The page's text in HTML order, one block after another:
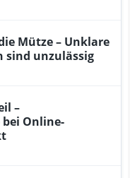
Mütze – Unklare
sind unzulässig
–
Online-